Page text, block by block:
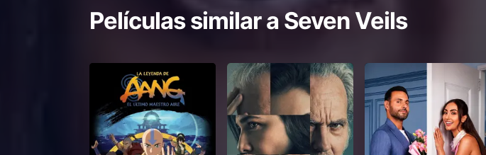
Películas similar aSeven Veils